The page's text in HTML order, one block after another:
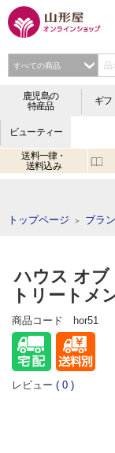
鹿児島の
特産品
ギフ
ビューティー
送料一律・
送料込み
トップページ ＞ ブラ
ハウス オ
トリートメ
商品コード hor51
レビュー ( 0 )